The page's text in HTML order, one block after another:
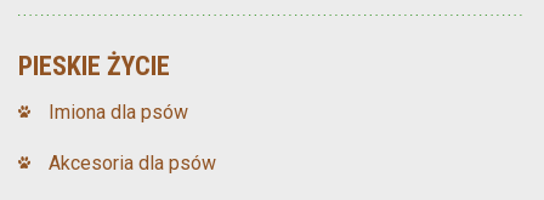
PIESKIE ŻYCIE
Imiona dla psów
Akcesoria dla psów